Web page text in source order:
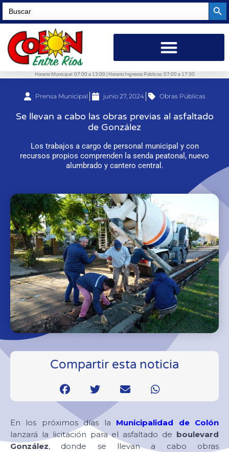
Search
for:
Horario Municipal: 07:00 a 13:00 | Horario Ingresos Públicos: 07:00 a 17:30
Prensa Municipal junio 27, 2024 Obras Públicas
Se llevan a cabo las obras previas al asfaltado
de González
Los trabajos a cargo de personal municipal y con
recursos propios comprenden la senda peatonal, nuevo
alumbrado y cantero central.
Compartir esta noticia
En los próximos días la Municipalidad de Colón
lanzará la licitación para el asfaltado de boulevard
González, donde se llevan a cabo obras